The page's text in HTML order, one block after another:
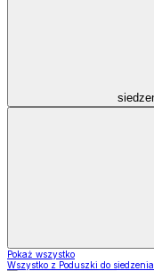
Pokaż wszystko
Wszystko z Poduszki do